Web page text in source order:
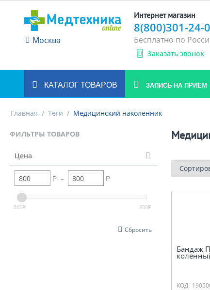
Москва
Интернет магазин
8(800)301-24-
Бесплатно по
Заказать звонок
КАТАЛОГ ТОВАРОВ ЗАПИСЬ НА ПРИЕМ
Главная / Теги / Медицинский наколенник
ФИЛЬТРЫ ТОВАРОВ
Цена
Р – Р
800Р 800Р
Сбросить
Бандаж
КОД: